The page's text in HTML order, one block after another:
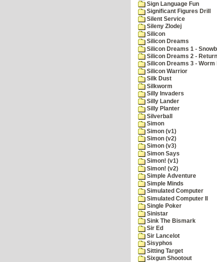
Sign Language Fun
Significant Figures Drill
Silent Service
Sileny Zlodej
Silicon
Silicon Dreams
Silicon Dreams 1 -
Silicon Dreams 2 -
Silicon Dreams 3 - Worm
Silicon Warrior
Silk Dust
Silkworm
Silly Invaders
Silly Lander
Silly Planter
Silverball
Simon
Simon (v1)
Simon (v2)
Simon (v3)
Simon Says
Simon! (v1)
Simon! (v2)
Simple Adventure
Simple Minds
Simulated Computer
Simulated Computer II
Single Poker
Sinistar
Sink The Bismark
Sir Ed
Sir Lancelot
Sisyphos
Sitting Target
Sixgun Shootout